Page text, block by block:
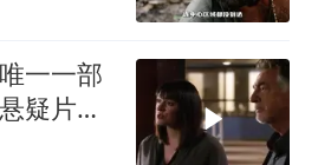
一一部
疑片，